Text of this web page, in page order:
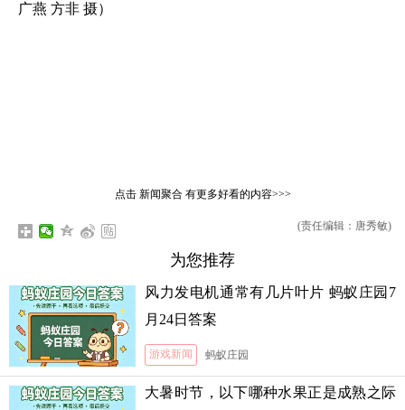
广燕 方非 摄）
点击 新闻聚合有更多好看的内容>>>
(责任编辑：唐秀敏)
为您推荐
风力发电机通常有几片叶片 蚂蚁庄园7
月24日答案
游戏新闻 蚂蚁庄园
大暑时节，以下哪种水果正是成熟之际